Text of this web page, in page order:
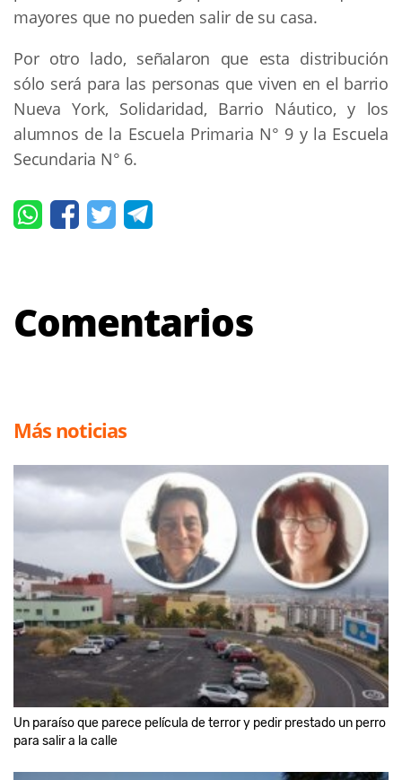
mayores que no pueden salir de su casa.
Por otro lado, señalaron que esta distribución
sólo será para las personas que viven en el barrio
Nueva York, Solidaridad, Barrio Náutico, y los
alumnos de la Escuela Primaria N° 9 y la Escuela
Secundaria N° 6.
Comentarios
Más noticias
Un paraíso que parece película de terror y pedir prestado un perro
para salir a la calle